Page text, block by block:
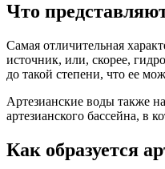
Что
Самая отличительная
источник, или, скорее,
до такой степени, что ее
Артезианские воды также
артезианского бассейна, в
Как образуется